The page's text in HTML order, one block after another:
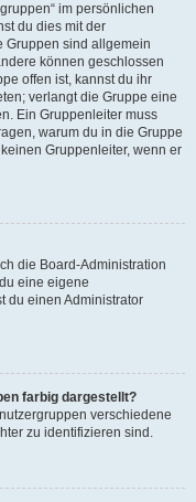
im persönlichen
du dies mit der
Gruppen sind allgemein
können geschlossen
offen ist, kannst du ihr
verlangt die Gruppe eine
Ein Gruppenleiter muss
warum du in die Gruppe
Gruppenleiter, wenn er
die Board-Administration
eine eigene
du einen Administrator
farbig dargestellt?
verschiedene
zu identifizieren sind.